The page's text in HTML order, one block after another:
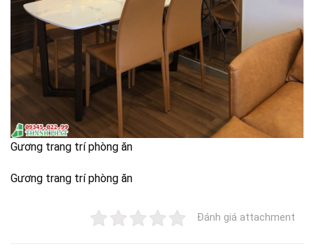
Gương trang trí phòng ăn
Gương trang trí phòng ăn
Đánh giá attachment